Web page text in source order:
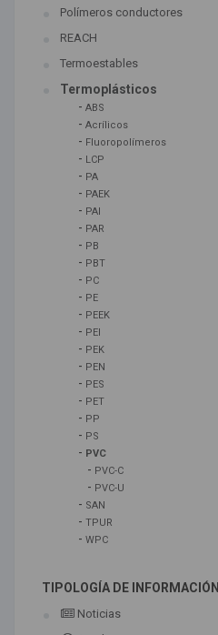
Polímeros conductores
REACH
Termoestables
Termoplásticos
- ABS
- Acrílicos
- Fluoropolímeros
- LCP
- PA
- PAEK
- PAI
- PAR
- PB
- PBT
- PC
- PE
- PEEK
- PEI
- PEK
- PEN
- PES
- PET
- PP
- PS
- PVC
- PVC-C
- PVC-U
- SAN
- TPUR
- WPC
TIPOLOGÍA DE INFORMACIÓN
Noticias